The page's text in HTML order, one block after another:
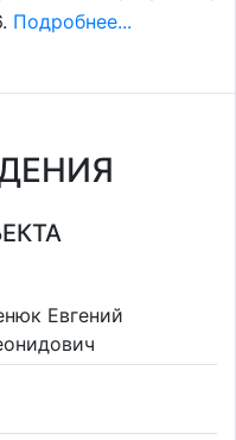
Подробнее...
Евгений